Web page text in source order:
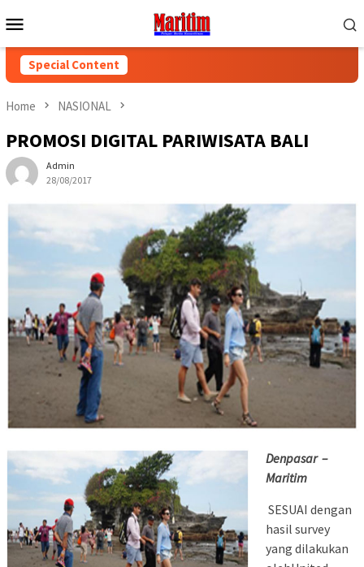
to
Menu
Special Content
Home NASIONAL
PROMOSI DIGITAL PARIWISATA BALI
Admin
28/08/2017
Denpasar –
Maritim
SESUAI dengan
hasil survey
yang dilakukan